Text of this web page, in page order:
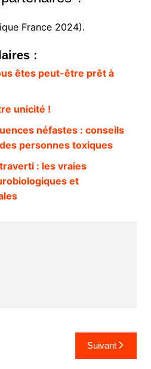
France 2024).
:
êtes peut-être prêt à
unicité !
néfastes : conseils
personnes toxiques
: les vraies
et
Suivant